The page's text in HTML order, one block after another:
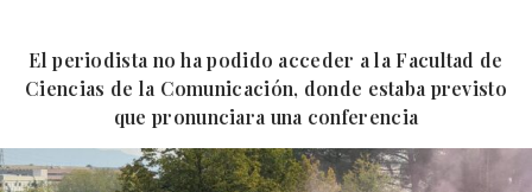
El periodista no ha podido acceder a la Facultad de
Ciencias de la Comunicación, donde estaba previsto
que pronunciara una conferencia